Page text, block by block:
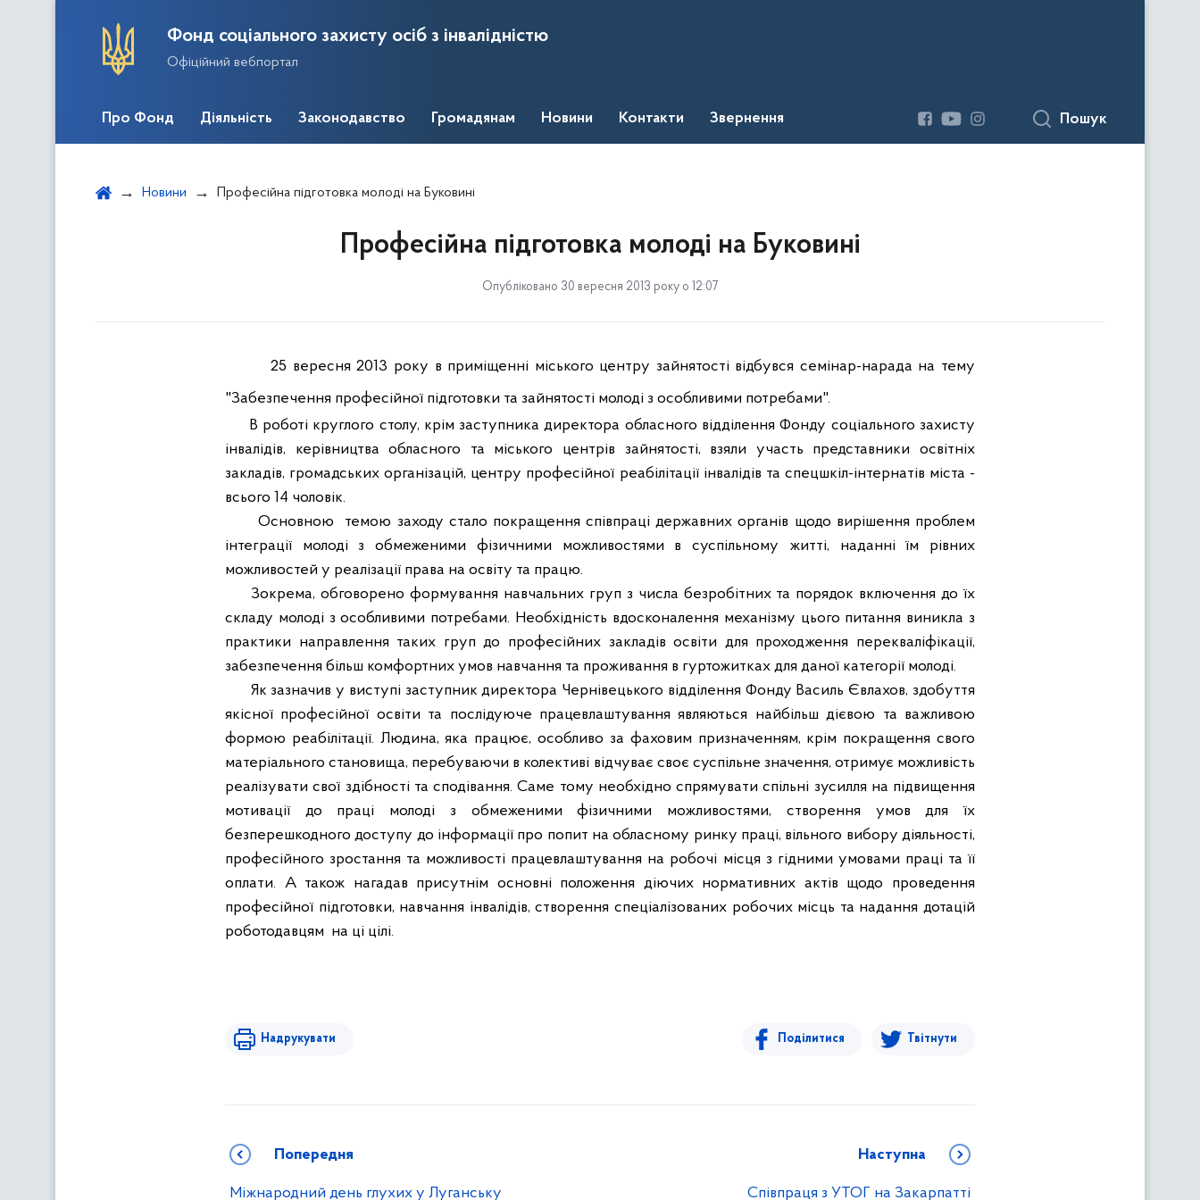
Фонд соціального захисту осіб з інвалідністю
Офіційний вебпортал
Про Фонд Діяльність Законодавство Громадянам Новини Контакти Звернення Пошук
Новини Професійна підготовка молоді на Буковині
Професійна підготовка молоді на Буковині
Опубліковано 30 вересня 2013 року о 12:07
25 вересня 2013 року в приміщенні міського центру зайнятості відбувся семінар-нарада на тему
"Забезпечення професійної підготовки та зайнятості молоді з особливими потребами".
В роботі круглого столу, крім заступника директора обласного відділення Фонду соціального захисту
інвалідів, керівництва обласного та міського центрів зайнятості, взяли участь представники освітніх
закладів, громадських організацій, центру професійної реабілітації інвалідів та спецшкіл-інтернатів міста -
всього 14 чоловік.
Основною
темою заходу стало покращення співпраці державних органів щодо вирішення проблем
інтеграції молоді з обмеженими фізичними можливостями в суспільному житті, наданні їм рівних
можливостей у реалізації права на освіту та працю.
Зокрема, обговорено формування навчальних груп з числа безробітних та порядок включення до їх
складу молоді з особливими потребами. Необхідність вдосконалення механізму цього питання виникла з
практики направлення таких груп до професійних закладів освіти для проходження перекваліфікації,
забезпечення більш комфортних умов навчання та проживання в гуртожитках для даної категорії молоді.
Як зазначив у виступі заступник директора Чернівецького відділення Фонду Василь Євлахов, здобуття
якісної професійної освіти та послідуюче працевлаштування являються найбільш дієвою та важливою
формою реабілітації. Людина, яка працює, особливо за фаховим призначенням, крім покращення свого
матеріального становища, перебуваючи в колективі відчуває своє суспільне значення, отримує можливість
реалізувати свої здібності та сподівання. Саме тому необхідно спрямувати спільні зусилля на підвищення
мотивації до праці молоді з обмеженими фізичними можливостями, створення умов для їх
безперешкодного доступу до інформації про попит на обласному ринку праці, вільного вибору діяльності,
професійного зростання та можливості працевлаштування на робочі місця з гідними умовами праці та її
оплати. А також нагадав присутнім основні положення діючих нормативних актів щодо проведення
професійної підготовки, навчання інвалідів, створення спеціалізованих робочих місць та надання дотацій
роботодавцям на ці цілі.
Надрукувати Поділитися Твітнути
Попередня
Міжнародний день глухих у Луганську
Наступна
Співпраця з УТОГ на Закарпатті